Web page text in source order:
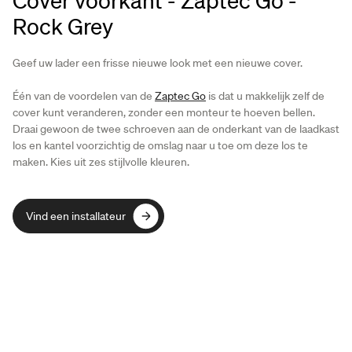
Rock Grey
Geef uw lader een frisse nieuwe look met een nieuwe cover.
Één van de voordelen van de Zaptec Go is dat u makkelijk zelf de
cover kunt veranderen, zonder een monteur te hoeven bellen.
Draai gewoon de twee schroeven aan de onderkant van de laadkast
los en kantel voorzichtig de omslag naar u toe om deze los te
maken. Kies uit zes stijlvolle kleuren.
Vind een installateur
Vind een installateur